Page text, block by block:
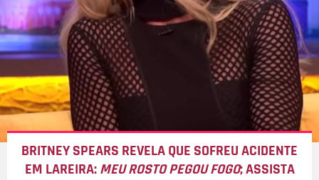
BRITNEY SPEARS REVELA QUE SOFREU ACIDENTE
EM LAREIRA:MEU ROSTO PEGOU FOGO; ASSISTA